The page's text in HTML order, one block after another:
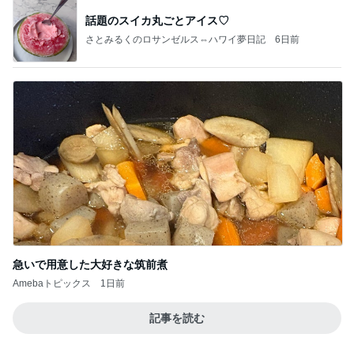
話題のスイカ丸ごとアイス♡
さとみるくのロサンゼルス⇔ハワイ夢日記 6日前
急いで用意した大好きな筑前煮
Amebaトピックス 1日前
記事を読む